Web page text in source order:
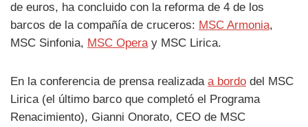
de euros, ha concluido con la reforma de 4 de los
barcos de la compañía de cruceros: MSC Armonia,
MSC Sinfonia, MSC Operay MSC Lirica.
En la conferencia de prensa realizada a bordo del MSC
Lirica (el último barco que completó el Programa
Renacimiento), Gianni Onorato, CEO de MSC